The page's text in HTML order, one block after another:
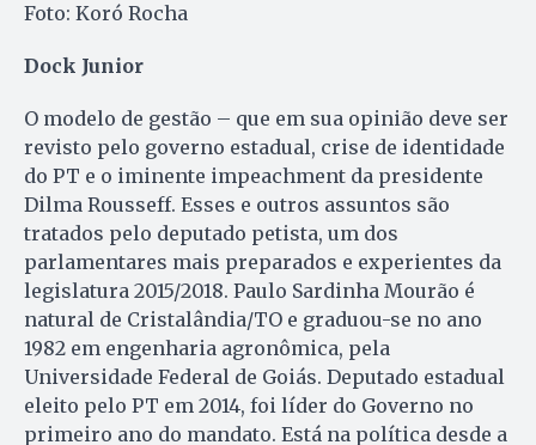
Foto: Koró Rocha
Dock Junior
O modelo de gestão – que em sua opinião deve ser
revisto pelo governo estadual, crise de identidade
do PT e o iminente impeachment da presidente
Dilma Rousseff. Esses e outros assuntos são
tratados pelo deputado petista, um dos
parlamentares mais preparados e experientes da
legislatura 2015/2018. Paulo Sardinha Mourão é
natural de Cristalândia/TO e graduou-se no ano
1982 em engenharia agronômica, pela
Universidade Federal de Goiás. Deputado estadual
eleito pelo PT em 2014, foi líder do Governo no
primeiro ano do mandato. Está na política desde a